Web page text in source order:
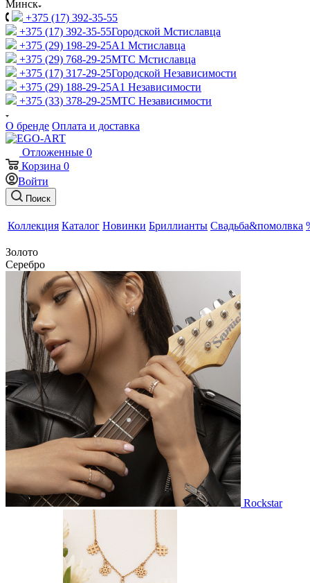
Минск
+375 (17) 392-35-55
+375 (17) 392-35-55Городской Мстиславца
+375 (29) 198-29-25A1 Мстиславца
+375 (29) 768-29-25МТС Мстиславца
+375 (17) 317-29-25Городской Независимости
+375 (29) 188-29-25A1 Независимости
+375 (33) 378-29-25МТС Независимости
О бренде Оплата и доставка
Отложенные 0
Корзина 0
Войти
Поиск
Коллекция Каталог Новинки Бриллианты Свадьба&помолвка
Золото
Серебро
Rockstar